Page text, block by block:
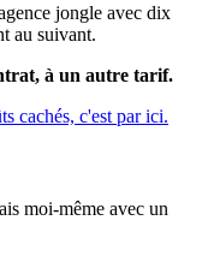
jongle avec dix
au suivant.
à un autre tarif.
cachés, c'est par ici.
moi-même avec un